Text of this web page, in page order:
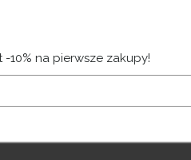
10% na pierwsze zakupy!